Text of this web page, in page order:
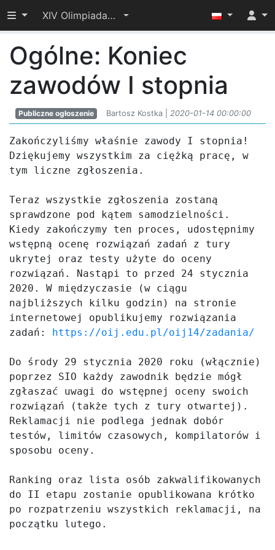
Przełącz widoczność menu
XIV Olimpiada Informatyczna Juniorów – I etap
Ogólne: Koniec
zawodów I stopnia
Publiczne ogłoszenie Bartosz Kostka | 2020-01-14 00:00:00
Zakończyliśmy właśnie zawody I stopnia!
Dziękujemy wszystkim za ciężką pracę, w
tym liczne zgłoszenia.
Teraz wszystkie zgłoszenia zostaną
sprawdzone pod kątem samodzielności.
Kiedy zakończymy ten proces, udostępnimy
wstępną ocenę rozwiązań zadań z tury
ukrytej oraz testy użyte do oceny
rozwiązań. Nastąpi to przed 24 stycznia
2020. W międzyczasie (w ciągu
najbliższych kilku godzin) na stronie
internetowej opublikujemy rozwiązania
zadań: https://oij.edu.pl/oij14/zadania/
Do środy 29 stycznia 2020 roku (włącznie)
poprzez SIO każdy zawodnik będzie mógł
zgłaszać uwagi do wstępnej oceny swoich
rozwiązań (także tych z tury otwartej).
Reklamacji nie podlega jednak dobór
testów, limitów czasowych, kompilatorów i
sposobu oceny.
Ranking oraz lista osób zakwalifikowanych
do II etapu zostanie opublikowana krótko
po rozpatrzeniu wszystkich reklamacji, na
początku lutego.